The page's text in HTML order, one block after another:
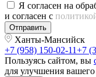
Я согласен на
и согласен с
Отправить
Ханты-Мансийск
+7 (958) 150-02-11+7
Пользуясь сайтом, вы
для улучшения